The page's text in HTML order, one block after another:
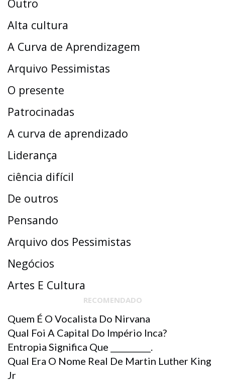
Outro
Alta cultura
A Curva de Aprendizagem
Arquivo Pessimistas
O presente
Patrocinadas
A curva de aprendizado
Liderança
ciência difícil
De outros
Pensando
Arquivo dos Pessimistas
Negócios
Artes E Cultura
RECOMENDADO
Quem É O Vocalista Do Nirvana
Qual Foi A Capital Do Império Inca?
Entropia Significa Que __________.
Qual Era O Nome Real De Martin Luther King
Jr